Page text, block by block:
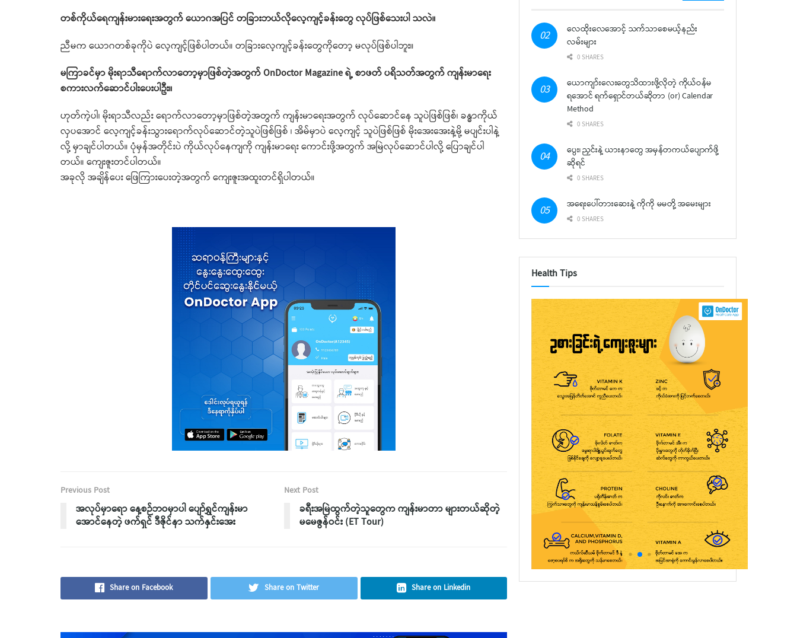
တစ်ကိုယ်ရေကျန်းမားရေးအတွက် ယောဂအပြင် တခြားဘယ်လိုလေ့ကျင့်ခန်းတွေ လုပ်ဖြစ်သေးပါ သလဲ။
ညီမက ယောဂတစ်ခုကိုပဲ လေ့ကျင့်ဖြစ်ပါတယ်။ တခြားလေ့ကျင့်ခန်းတွေကိုတော့ မလုပ်ဖြစ်ပါဘူး။
မကြာခင်မှာ မိုးရာသီရောက်လာတော့မှာဖြစ်တဲ့အတွက် OnDoctor Magazine ရဲ့ စာဖတ် ပရိသတ်အတွက် ကျန်းမာရေး
စကားလက်ဆောင်ပါးပေးပါဦး။
ဟုတ်ကဲ့ပါ၊ မိုးရာသီလည်း ရောက်လာတော့မှာဖြစ်တဲ့အတွက် ကျန်းမာရေးအတွက် လုပ်ဆောင်နေ သူပဲဖြစ်ဖြစ်၊ ခန္ဓာကိုယ်
လှပအောင် လေ့ကျင့်ခန်းသွားရောက်လုပ်ဆောင်တဲ့သူပဲဖြစ်ဖြစ် ၊ အိမ်မှာပဲ လေ့ကျင့် သူပဲဖြစ်ဖြစ် မိုးအေးအေးနဲ့မို့ မပျင်းပါနဲ့
လို့ မှာချင်ပါတယ်။ ပုံမှန်အတိုင်းပဲ ကိုယ်လုပ်နေကျကို ကျန်းမာရေး ကောင်းဖို့အတွက် အမြဲလုပ်ဆောင်ပါလို့ ပြောချင်ပါ
တယ်။ ကျေးဇူးတင်ပါတယ်။
အခုလို အချိန်ပေး ဖြေကြားပေးတဲ့အတွက် ကျေးဇူးအထူးတင်ရှိပါတယ်။
Previous Post
အလုပ်မှာရော နေ့စဉ်ဘဝမှာပါ ပျော်ရွှင်ကျန်းမာ
အောင်နေတဲ့ ဖက်ရှင် ဒီဇိုင်နာ သက်နှင်းအေး
Next Post
ခရီးအမြဲထွက်တဲ့သူတွေက ကျန်းမာတာ များတယ်ဆိုတဲ့
မမေဇွန်ဝင်း (ET Tour)
Share on Facebook Share on Twitter Share on Linkedin
လေထိုးလေအောင့် သက်သာစေမယ့်နည်း
လမ်းများ
0 SHARES
ယောကျာ်းလေးတွေသိထားဖို့လိုတဲ့ ကိုယ်ဝန်မ
ရအောင် ရက်ရှောင်တယ်ဆိုတာ (or) Calendar
Method
0 SHARES
ပွေး၊ ညှင်းနဲ့ ယားနာတွေ အမှန်တကယ်ပျောက်ဖို့
ဆိုရင်
0 SHARES
အရေးပေါ်တားဆေးနဲ့ ကိုကို မမတို့ အမေးများ
0 SHARES
Health Tips